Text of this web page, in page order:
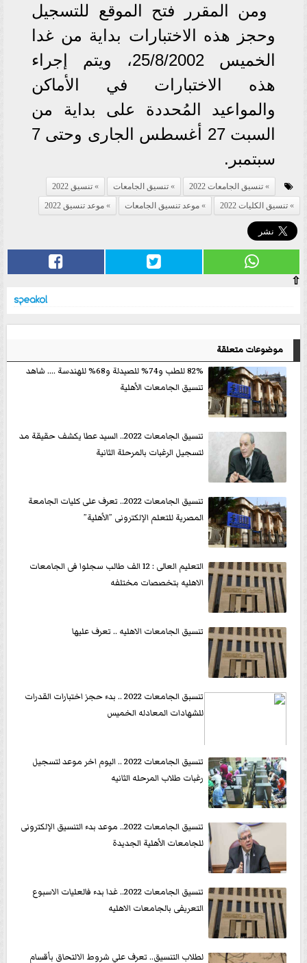
ومن المقرر فتح الموقع للتسجيل
وحجز هذه الاختبارات بداية من غدا
الخميس 25/8/2002، ويتم إجراء
هذه الاختبارات في الأماكن
والمواعيد المُحددة على بداية من
السبت 27 أغسطس الجارى وحتى 7
سبتمبر.
تنسيق الجامعات 2022 تنسيق الجامعات
تنسيق 2022
تنسيق الكليات 2022
موعد تنسيق الجامعات موعد تنسيق 2022
⇧
موضوعات متعلقة
82% للطب و74% للصيدلة و68% للهندسة .... شاهد
تنسيق الجامعات الأهلية
تنسيق الجامعات 2022.. السيد عطا يكشف حقيقة مد
لتسجيل الرغبات بالمرحلة الثانية
تنسيق الجامعات 2022.. تعرف على كليات الجامعة
المصرية للتعلم الإلكترونى ”الأهلية”
التعليم العالى : 12 الف طالب سجلوا فى الجامعات
الاهليه بتخصصات مختلفه
تنسيق الجامعات الاهليه .. تعرف عليها
تنسبق الجامعات 2022 .. بدء حجز اختبارات القدرات
للشهادات المعادله الخميس
تنسيق الجامعات 2022 .. اليوم اخر موعد لتسجيل
رغبات طلاب المرحله الثانيه
تنسيق الجامعات 2022.. موعد بدء التنسيق الإلكترونى
للجامعات الأهلية الجديدة
تنسيق الجامعات 2022.. غدا بدء فالعليات الاسبوع
التعريفى بالجامعات الاهليه
لطلاب التنسيق.. تعرف علي شروط الالتحاق بأقسام